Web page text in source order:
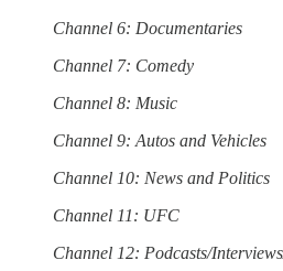
Channel 6: Documentaries
Channel 7: Comedy
Channel 8: Music
Channel 9: Autos and Vehicles
Channel 10: News and Politics
Channel 11: UFC
Channel 12: Podcasts/